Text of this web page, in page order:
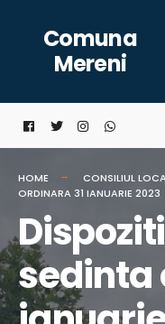
content
Comuna
Mereni
HOME CONSILIUL
ORDINARA 31 IANUARIE 2023
sedinta
for: